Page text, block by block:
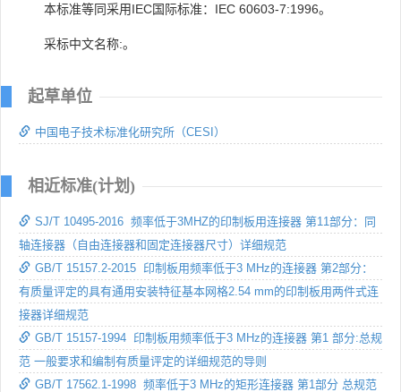
本标准等同采用IEC国际标准：IEC 60603-7:1996。
采标中文名称:。
起草单位
中国电子技术标准化研究所（CESI）
相近标准(计划)
SJ/T 10495-2016 频率低于3MHZ的印制板用连接器 第11部分：同
轴连接器（自由连接器和固定连接器尺寸）详细规范
GB/T 15157.2-2015 印制板用频率低于3 MHz的连接器 第2部分：
有质量评定的具有通用安装特征基本网格2.54 mm的印制板用两件式连
接器详细规范
GB/T 15157-1994 印制板用频率低于3 MHz的连接器 第1 部分:总规
范 一般要求和编制有质量评定的详细规范的导则
GB/T 17562.1-1998 频率低于3 MHz的矩形连接器 第1部分 总规范